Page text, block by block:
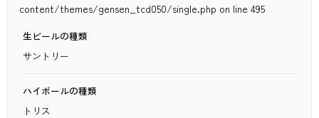
content/themes/gensen_tcd050/single.php on line 495
生ビールの種類
サントリー
ハイボールの種類
トリス